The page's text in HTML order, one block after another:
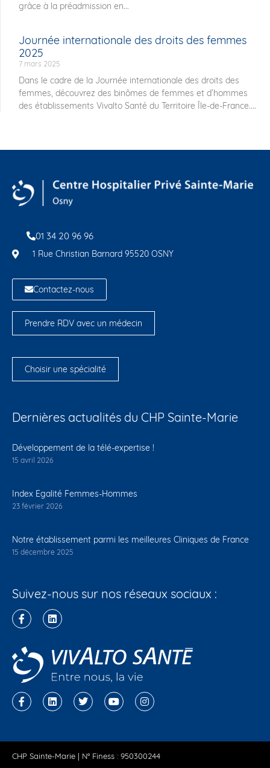
grâce à la préadmission en...
Journée internationale des droits des femmes
2025
7 mars 2025
Dans le cadre de la Journée internationale des droits des
femmes, découvrez des binômes de femmes et d’hommes
des établissements Vivalto Santé du Territoire Île-de-France....
01 34 20 96 96
1 Rue Christian Barnard 95520 OSNY
Contactez-nous
Prendre RDV avec un médecin
Choisir une spécialité
Dernières actualités du CHP Sainte-Marie
Développement de la télé-expertise !
15 avril 2026
Index Egalité Femmes-Hommes
23 février 2026
Notre établissement parmi les meilleures Cliniques de France
15 décembre 2025
Suivez-nous sur nos réseaux sociaux :
CHP Sainte-Marie | N° Finess : 950300244